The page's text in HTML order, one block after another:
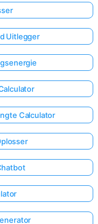
Uitlegger
Calculator